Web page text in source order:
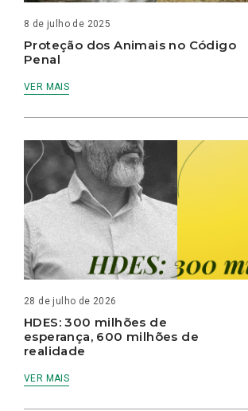
8 de julho de 2025
Proteção dos Animais no Código
Penal
VER MAIS
28 de julho de 2026
HDES: 300 milhões de
esperança, 600 milhões de
realidade
VER MAIS